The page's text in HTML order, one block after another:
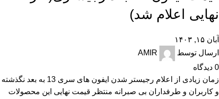
نهایی اعلام شد)
آبان ۱۵, ۱۴۰۳
ارسال توسط
AMIR
0 دیدگاه
زمان زیادی از اعلام رجیستر شدن ایفون های سری 13 به بعد نگذشته
و کاربران و طرفداران بی صبرانه منتظر قیمت نهایی این محصولات